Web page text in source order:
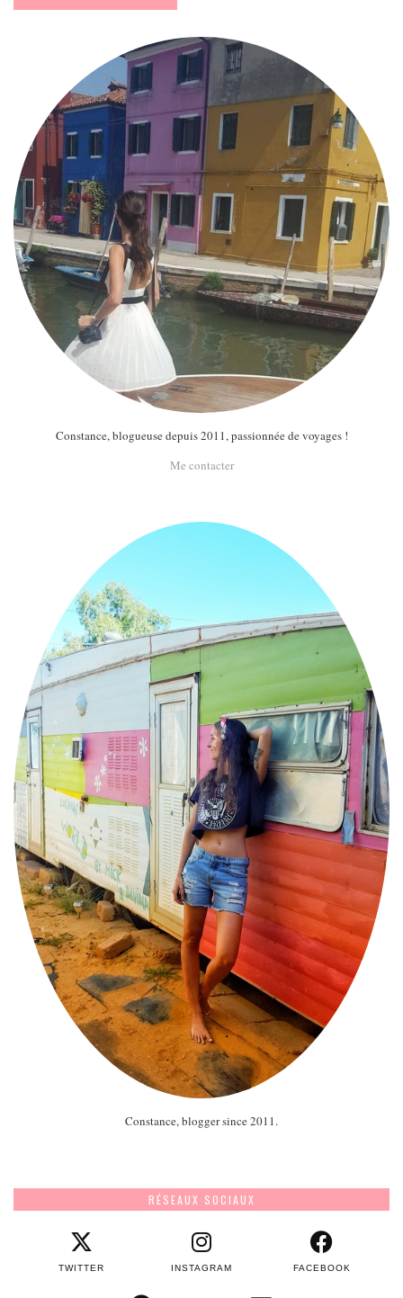
Constance, blogueuse depuis 2011, passionnée de voyages !
Me contacter
Constance, blogger since 2011.
RÉSEAUX SOCIAUX
TWITTER INSTAGRAM FACEBOOK